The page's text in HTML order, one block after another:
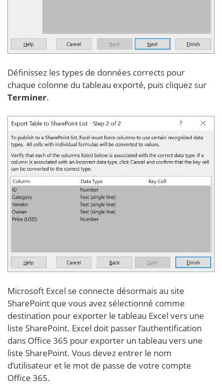
Définissez les types de données corrects pour
chaque colonne du tableau exporté, puis cliquez sur
Terminer.
Microsoft Excel se connecte désormais au site
SharePoint que vous avez sélectionné comme
destination pour exporter le tableau Excel vers une
liste SharePoint. Excel doit passer l’authentification
dans Office 365 pour exporter un tableau vers une
liste SharePoint. Vous devez entrer le nom
d’utilisateur et le mot de passe de votre compte
Office 365.